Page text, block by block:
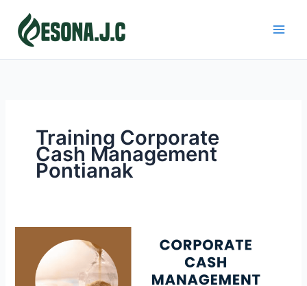
content
Training Corporate
Cash Management
Pontianak
MANAGEMENT